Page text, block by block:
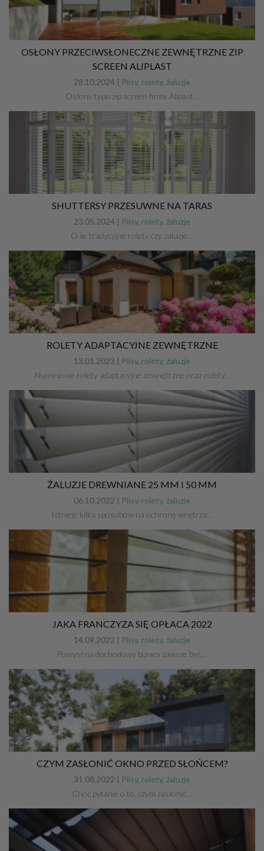
OSŁONY PRZECIWSŁONECZNE ZEWNĘTRZNE ZIP
SCREEN ALIPLAST
28.10.2024 | Plisy, rolety, żaluzje
Osłony typu zip screen firmy Alipast…
SHUTTERSY PRZESUWNE NA TARAS
23.05.2024 | Plisy, rolety, żaluzje
O ile tradycyjne rolety czy żaluzje…
ROLETY ADAPTACYJNE ZEWNĘTRZNE
13.01.2023 | Plisy, rolety, żaluzje
Aluminiowe rolety adaptacyjne zewnętrzne oraz rolety…
ŻALUZJE DREWNIANE 25 MM I 50 MM
06.10.2022 | Plisy, rolety, żaluzje
Istnieje kilka sposobów na ochronę wnętrza…
JAKA FRANCZYZA SIĘ OPŁACA 2022
14.09.2022 | Plisy, rolety, żaluzje
Pomysł na dochodowy biznes zawsze był,…
CZYM ZASŁONIĆ OKNO PRZED SŁOŃCEM?
31.08.2022 | Plisy, rolety, żaluzje
Choć pytanie o to, czym zasłonić…